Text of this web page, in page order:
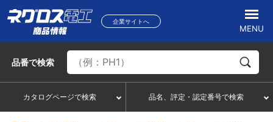
企業サイトへ
MENU
品番で検索
カタログページで検索 品名、評定・認定番号で検索